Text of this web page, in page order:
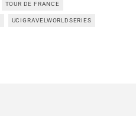
TOUR DE FRANCE
UCIGRAVELWORLDSERIES